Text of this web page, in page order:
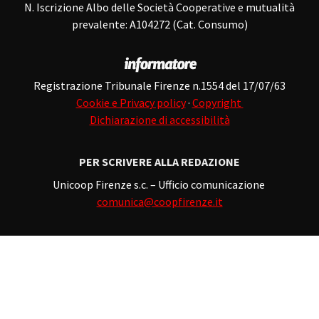
N. Iscrizione Albo delle Società Cooperative e mutualità
prevalente: A104272 (Cat. Consumo)
Registrazione Tribunale Firenze n.1554 del 17/07/63
Cookie e Privacy policy· Copyright
Dichiarazione di accessibilità
PER SCRIVERE ALLA REDAZIONE
Unicoop Firenze s.c. – Ufficio comunicazione
comunica@coopfirenze.it